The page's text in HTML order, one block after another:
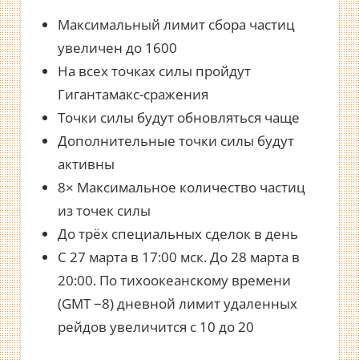
Максимальный лимит сбора частиц
увеличен до 1600
На всех точках силы пройдут
Гигантамакс-сражения
Точки силы будут обновляться чаще
Дополнительные точки силы будут
активны
8× Максимальное количество частиц
из точек силы
До трёх специальных сделок в день
С 27 марта в 17:00 мск. До 28 марта в
20:00. По тихоокеанскому времени
(GMT −8) дневной лимит удаленных
рейдов увеличится с 10 до 20